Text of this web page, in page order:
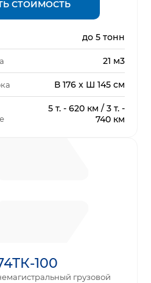
СТОИМОСТЬ
до 5 тонн
21 м3
В 176 x Ш 145 см
5 т. - 620 км / 3 т. -
740 км
100
грузовой